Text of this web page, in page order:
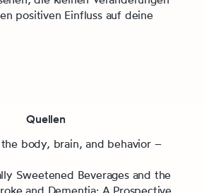
positiven Einfluss auf deine
Quellen
body, brain, and behavior –
Sweetened Beverages and the
and Dementia: A Prospective